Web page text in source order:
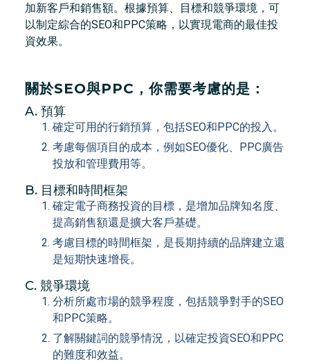
加新客戶和銷售額。根據預算、目標和競爭環境，可
以制定綜合的SEO和PPC策略，以實現電商的最佳投
資效果。
關於SEO與PPC，你需要考慮的是：
A. 預算
確定可用的行銷預算，包括SEO和PPC的投入。
考慮每個項目的成本，例如SEO優化、PPC廣告
投放和管理費用等。
B. 目標和時間框架
確定電子商務投資的目標，是增加品牌知名度、
提高銷售額還是擴大客戶基礎。
考慮目標的時間框架，是長期持續的品牌建立還
是短期快速增長。
C. 競爭環境
分析所處市場的競爭程度，包括競爭對手的SEO
和PPC策略。
了解關鍵詞的競爭情況，以確定投資SEO和PPC
的難度和效益。